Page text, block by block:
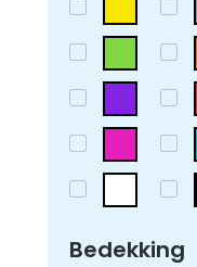
Bedekking